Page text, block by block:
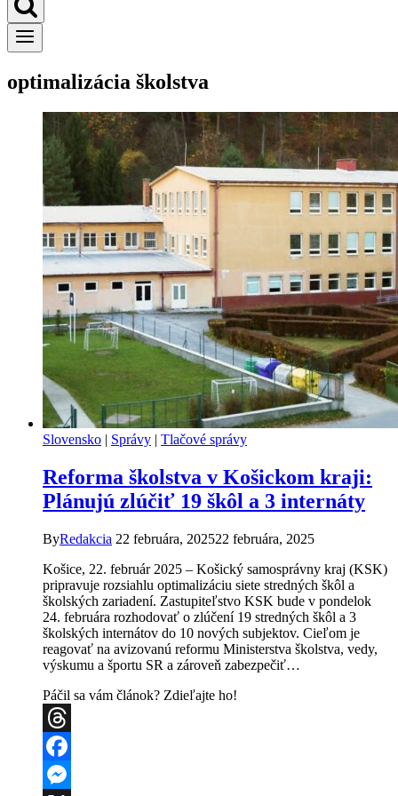
optimalizácia školstva
Slovensko | Správy | Tlačové správy
Reforma školstva v Košickom kraji:
Plánujú zlúčiť 19 škôl a 3 internáty
ByRedakcia 22 februára, 202522 februára, 2025
Košice, 22. február 2025 – Košický samosprávny kraj (KSK)
pripravuje rozsiahlu optimalizáciu siete stredných škôl a
školských zariadení. Zastupiteľstvo KSK bude v pondelok
24. februára rozhodovať o zlúčení 19 stredných škôl a 3
školských internátov do 10 nových subjektov. Cieľom je
reagovať na avizovanú reformu Ministerstva školstva, vedy,
výskumu a športu SR a zároveň zabezpečiť…
Páčil sa vám článok? Zdieľajte ho!
Threads
Facebook